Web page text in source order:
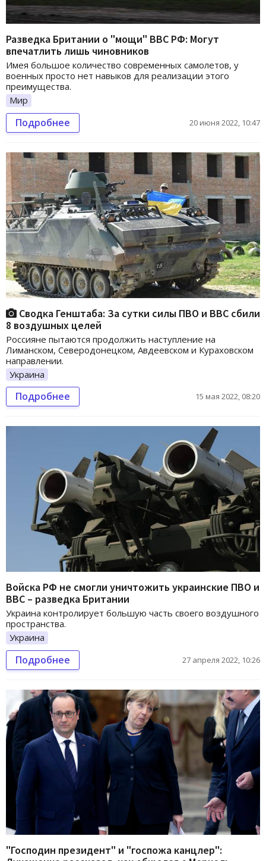
Разведка Британии о "мощи" ВВС РФ: Могут
впечатлить лишь чиновников
Имея большое количество современных самолетов, у
военных просто нет навыков для реализации этого
преимущества.
Мир
Подробнее 20 июня 2022, 10:47
Сводка Генштаба: За сутки силы ПВО и ВВС сбили
8 воздушных целей
Россияне пытаются продолжить наступление на
Лиманском, Северодонецком, Авдеевском и Кураховском
направлении.
Украина
Подробнее 15 мая 2022, 08:20
Войска РФ не смогли уничтожить украинские ПВО и
ВВС – разведка Британии
Украина контролирует большую часть своего воздушного
пространства.
Украина
Подробнее 27 апреля 2022, 10:26
"Господин президент" и "госпожа канцлер":